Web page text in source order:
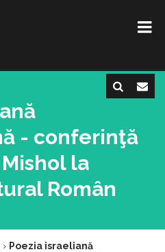
- conferinţă
la
Român
› Poezia israeliană